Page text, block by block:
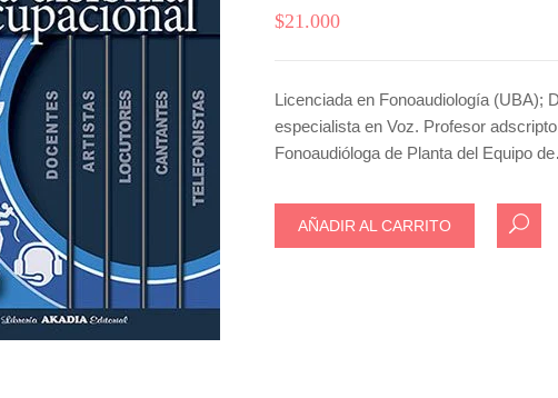
$21.000
Licenciada en Fonoaudiología (UBA);
especialista en Voz. Profesor
Fonoaudióloga de Planta del Equipo
AÑADIR AL CARRITO